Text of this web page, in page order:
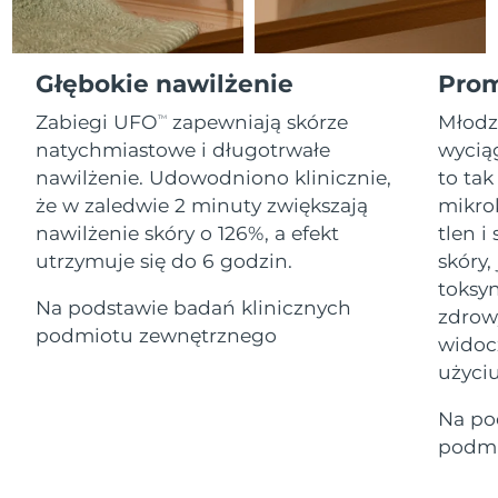
Głębokie nawilżenie
Zabiegi UFOTM
zapewniają skórze
natychmiastowe i długotrwałe
nawilżenie. Udowodniono klinicznie,
że w zaledwie 2 minuty zwiększają
nawilżenie skóry o 126%, a efekt
utrzymuje się do 6 godzin.
Na podstawie badań klinicznych
podmiotu zewnętrznego
to tak
tlen i
Na
All revitalizing eye massagers
Advanced pore care essentials
Serum
For healthy hair
issa™ Teeth Whitening Gel
18% PAP
Kosmetyki Mężczyźni
O NAS
Gibraltar
Grecja
8/10/26
SRA Hongkong
(Chiny)
Oczekiwany czas dostawy
8/11/26
Węgry
Oczekiwany czas dostawy
8/10/26
Oczekiwany czas dostawy
8/11/26
Indonezja
Oczekiwany czas dostawy
8/10/26